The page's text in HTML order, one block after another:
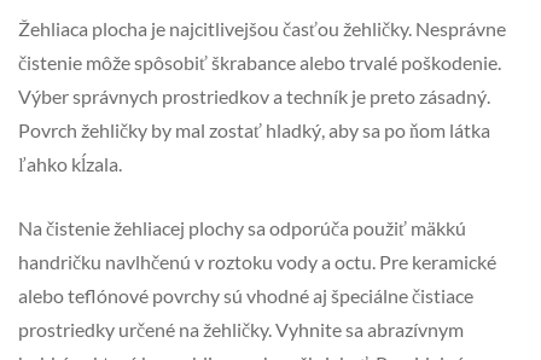
Žehliaca plocha je najcitlivejšou časťou žehličky. Nesprávne
čistenie môže spôsobiť škrabance alebo trvalé poškodenie.
Výber správnych prostriedkov a techník je preto zásadný.
Povrch žehličky by mal zostať hladký, aby sa po ňom látka
ľahko kĺzala.
Na čistenie žehliacej plochy sa odporúča použiť mäkkú
handričku navlhčenú v roztoku vody a octu. Pre keramické
alebo teflónové povrchy sú vhodné aj špeciálne čistiace
prostriedky určené na žehličky. Vyhnite sa abrazívnym